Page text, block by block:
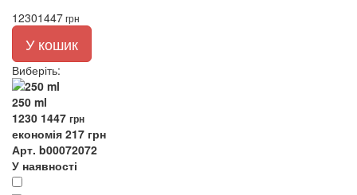
12301447грн
У кошик
Виберіть:
250 ml
1230 1447 грн
економія 217 грн
Арт. b00072072
У наявності